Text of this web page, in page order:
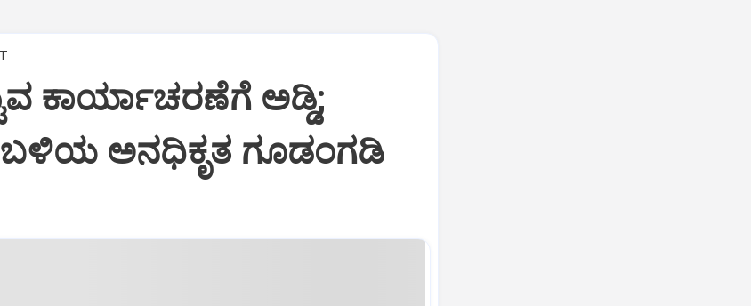
ಕಾರ್ಯಾಚರಣೆಗೆ ಅಡ್ಡಿ;
ಅನಧಿಕೃತ ಗೂಡಂಗಡಿ